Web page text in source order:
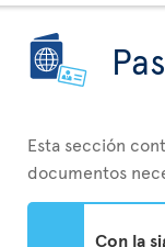
Esta sección
documentos
Con la